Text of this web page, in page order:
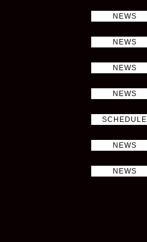
NEWS
NEWS
NEWS
NEWS
SCHEDULE
NEWS
NEWS